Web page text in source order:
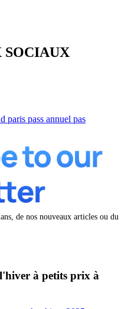
SOCIAUX
de nos nouveaux articles ou du
à petits prix à